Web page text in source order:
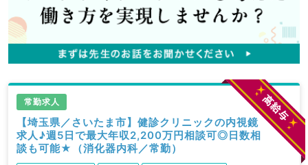
常勤求人
【埼玉県／さいたま市】健診クリニックの内視鏡
求人♪週5日で最大年収2,200万円相談可◎日数相
談も可能★（消化器内科／常勤）